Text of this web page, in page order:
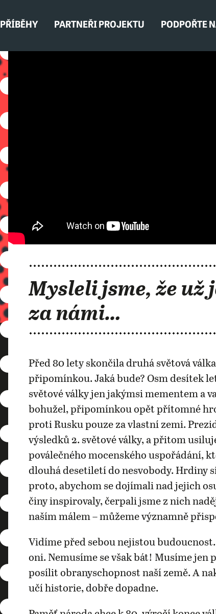
PŘÍBĚHY PARTNEŘI PROJEKTU PODPOŘTE
Mysleli jsme, že už
za námi…
Před 80 lety skončila druhá světová
připomínkou. Jaká bude? Osm desítek
světové války jen jakýmsi mementem a
bohužel, připomínkou opět přítomné
proti Rusku pouze za vlastní zemi.
výsledků 2. světové války, a přitom
poválečného mocenského uspořádání,
dlouhá desetiletí do nesvobody. Hrdiny
proto, abychom se dojímali nad jejich
činy inspirovaly, čerpali jsme z nich
naším málem – můžeme významně
Vidíme před sebou nejistou
oni. Nemusíme se však bát! Musíme
posílit obranyschopnost naší země. A
učí historie, dobře dopadne.